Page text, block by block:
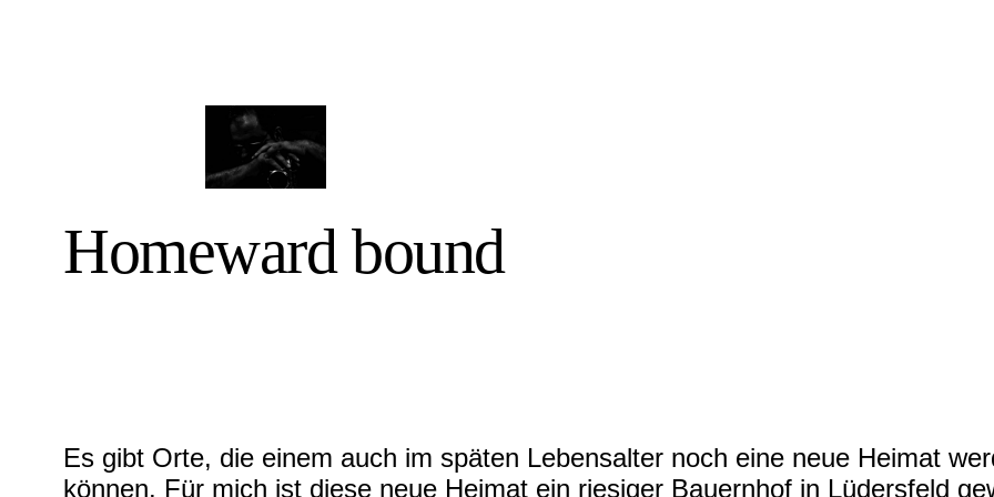
Homeward bound
Es gibt Orte, die einem auch im späten Lebensalter noch eine neue Heimat
können. Für mich ist diese neue Heimat ein riesiger Bauernhof in Lüdersfeld